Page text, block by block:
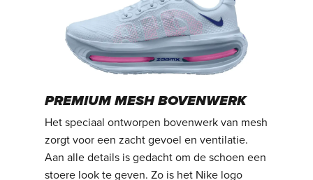
PREMIUM MESH BOVENWERK
Het speciaal ontworpen bovenwerk van mesh
zorgt voor een zacht gevoel en ventilatie.
Aan alle details is gedacht om de schoen een
stoere look te geven. Zo is het Nike logo